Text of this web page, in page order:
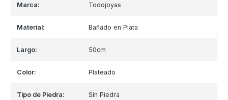
Marca: Todojoyas
Material: Bañado en Plata
Largo: 50cm
Color: Plateado
Tipo de Piedra: Sin Piedra